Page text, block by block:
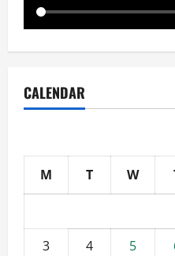
CALENDAR
M T W
3
4 5